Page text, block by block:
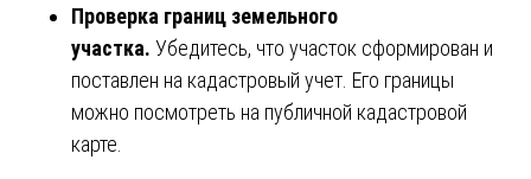
Проверка границ земельного
участка. Убедитесь, что участок сформирован и
поставлен на кадастровый учет. Его границы
можно посмотреть на публичной кадастровой
карте.